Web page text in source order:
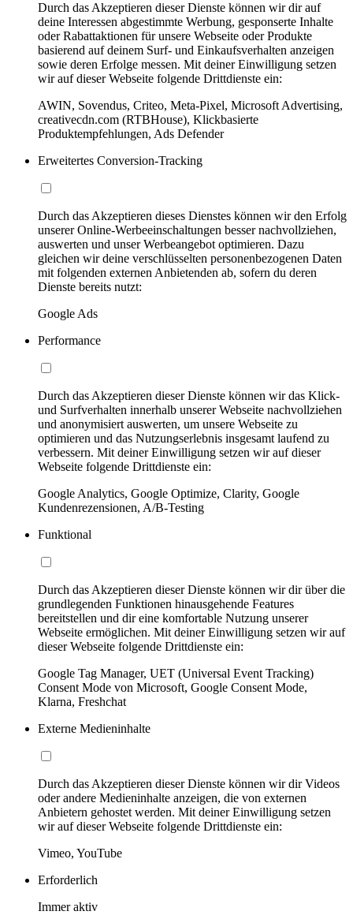
Durch das Akzeptieren dieser Dienste können wir dir auf
deine Interessen abgestimmte Werbung, gesponserte Inhalte
oder Rabattaktionen für unsere Webseite oder Produkte
basierend auf deinem Surf- und Einkaufsverhalten anzeigen
sowie deren Erfolge messen. Mit deiner Einwilligung setzen
wir auf dieser Webseite folgende Drittdienste ein:
AWIN, Sovendus, Criteo, Meta-Pixel, Microsoft Advertising,
creativecdn.com (RTBHouse), Klickbasierte
Produktempfehlungen, Ads Defender
Erweitertes Conversion-Tracking
Durch das Akzeptieren dieses Dienstes können wir den Erfolg
unserer Online-Werbeeinschaltungen besser nachvollziehen,
auswerten und unser Werbeangebot optimieren. Dazu
gleichen wir deine verschlüsselten personenbezogenen Daten
mit folgenden externen Anbietenden ab, sofern du deren
Dienste bereits nutzt:
Google Ads
Performance
Durch das Akzeptieren dieser Dienste können wir das Klick-
und Surfverhalten innerhalb unserer Webseite nachvollziehen
und anonymisiert auswerten, um unsere Webseite zu
optimieren und das Nutzungserlebnis insgesamt laufend zu
verbessern. Mit deiner Einwilligung setzen wir auf dieser
Webseite folgende Drittdienste ein:
Google Analytics, Google Optimize, Clarity, Google
Kundenrezensionen, A/B-Testing
Funktional
Durch das Akzeptieren dieser Dienste können wir dir über die
grundlegenden Funktionen hinausgehende Features
bereitstellen und dir eine komfortable Nutzung unserer
Webseite ermöglichen. Mit deiner Einwilligung setzen wir auf
dieser Webseite folgende Drittdienste ein:
Google Tag Manager, UET (Universal Event Tracking)
Consent Mode von Microsoft, Google Consent Mode,
Klarna, Freshchat
Externe Medieninhalte
Durch das Akzeptieren dieser Dienste können wir dir Videos
oder andere Medieninhalte anzeigen, die von externen
Anbietern gehostet werden. Mit deiner Einwilligung setzen
wir auf dieser Webseite folgende Drittdienste ein:
Vimeo, YouTube
Erforderlich
Immer aktiv